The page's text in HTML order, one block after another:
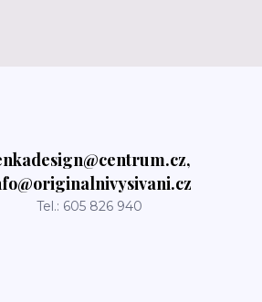
Tel.: 605 826 940